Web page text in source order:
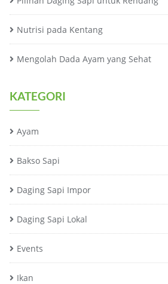
Nutrisi pada Kentang
Mengolah Dada Ayam yang Sehat
KATEGORI
Ayam
Bakso Sapi
Daging Sapi Impor
Daging Sapi Lokal
Events
Ikan